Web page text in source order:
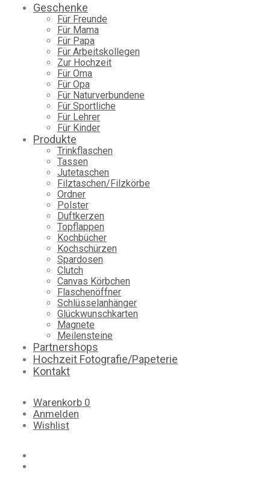
Geschenke
Für Freunde
Für Mama
Für Papa
Für Arbeitskollegen
Zur Hochzeit
Für Oma
Für Opa
Für Naturverbundene
Für Sportliche
Für Lehrer
Für Kinder
Produkte
Trinkflaschen
Tassen
Jutetaschen
Filztaschen/Filzkörbe
Ordner
Polster
Duftkerzen
Topflappen
Kochbücher
Kochschürzen
Spardosen
Clutch
Canvas Körbchen
Flaschenöffner
Schlüsselanhänger
Glückwunschkarten
Magnete
Meilensteine
Partnershops
Hochzeit Fotografie/Papeterie
Kontakt
Warenkorb 0
Anmelden
Wishlist